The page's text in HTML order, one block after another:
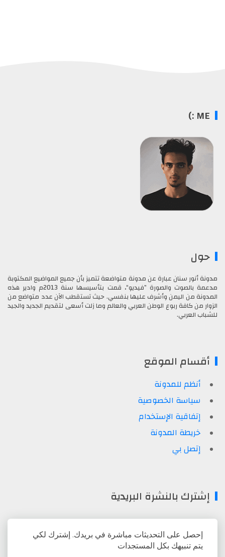
ME :)
حول
مدونة أنور سنان عبارة عن مدونة متواضعة تتميز بأن جميع المواضيع المكتوبة
مدعمة بالصوت والصورة ”فيديو“، قمت بتأسيسها سنة 2013م وادير هذه
المدونة من اليمن وأشرف عليها بنفسي. حيث تستقطب الآن عدد متواضع من
الزوار من كافة ربوع الوطن العربي والعالم وما زلت أسعى لتقديم الجديد والجيد
للشباب العربي.
أقسام الموقع
أنظم للمدونة
سياسة الخصوصية
إتفاقية الإستخدام
خريطة المدونة
إتصل بي
إشترك بالنشرة البريدية
إحصل على التحديثات مباشرة في بريدك. إشترك لكي
يتم تنبيهك بكل المستجدات